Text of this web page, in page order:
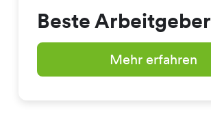
Beste Arbeitgeber
Mehr erfahren